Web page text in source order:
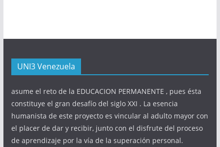
UNI3 Venezuela
asume el reto de la EDUCACION PERMANENTE , pues ésta
constituye el gran desafío del siglo XXI . La esencia
humanista de este proyecto es vincular al adulto mayor con
el placer de dar y recibir, junto con el disfrute del proceso
de aprendizaje por la vía de la superación personal.